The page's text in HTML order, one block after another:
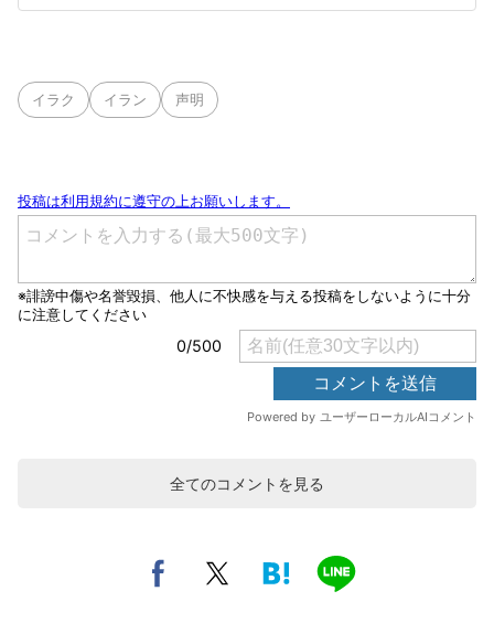
イラク イラン 声明
全てのコメントを見る